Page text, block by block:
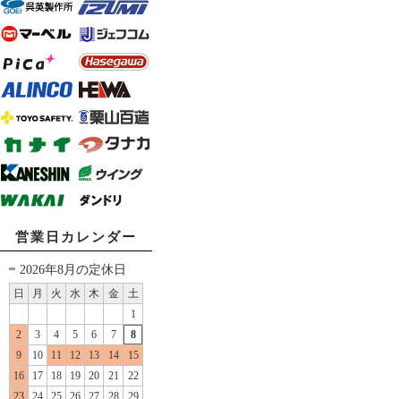
営業日カレンダー
2026年8月の定休日
日 月 火 水 木 金
土
1
2
3 4 5 6 7
8
9
10 11 12 13 14
15
16
17 18 19 20 21
22
23
24 25 26 27 28
29